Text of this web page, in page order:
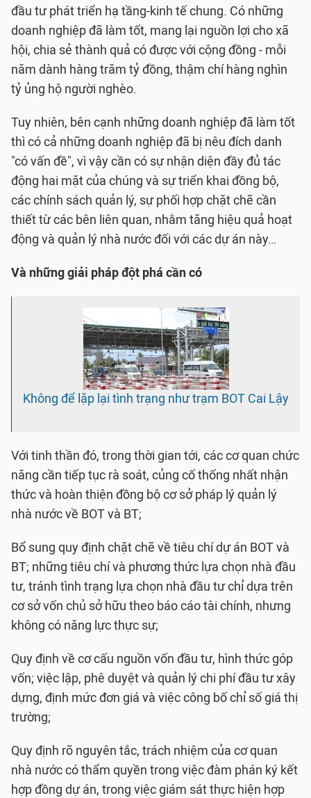
đầu tư phát triển hạ tầng-kinh tế chung. Có những
doanh nghiệp đã làm tốt, mang lại nguồn lợi cho xã
hội, chia sẻ thành quả có được với cộng đồng - mỗi
năm dành hàng trăm tỷ đồng, thậm chí hàng nghìn
tỷ ủng hộ người nghèo.
Tuy nhiên, bên cạnh những doanh nghiệp đã làm tốt
thì có cả những doanh nghiệp đã bị nêu đích danh
"có vấn đề", vì vậy cần có sự nhận diện đầy đủ tác
động hai mặt của chúng và sự triển khai đồng bộ,
các chính sách quản lý, sự phối hợp chặt chẽ cần
thiết từ các bên liên quan, nhằm tăng hiệu quả hoạt
động và quản lý nhà nước đối với các dự án này…
Và những giải pháp đột phá cần có
Không để lặp lại tình trạng như trạm BOT Cai Lậy
Với tinh thần đó, trong thời gian tới, các cơ quan chức
năng cần tiếp tục rà soát, củng cố thống nhất nhận
thức và hoàn thiện đồng bộ cơ sở pháp lý quản lý
nhà nước về BOT và BT;
Bổ sung quy định chặt chẽ về tiêu chí dự án BOT và
BT; những tiêu chí và phương thức lựa chọn nhà đầu
tư, tránh tình trạng lựa chọn nhà đầu tư chỉ dựa trên
cơ sở vốn chủ sở hữu theo báo cáo tài chính, nhưng
không có năng lực thực sự;
Quy định về cơ cấu nguồn vốn đầu tư, hình thức góp
vốn; việc lập, phê duyệt và quản lý chi phí đầu tư xây
dựng, định mức đơn giá và việc công bố chỉ số giá thị
trường;
Quy định rõ nguyên tắc, trách nhiệm của cơ quan
nhà nước có thẩm quyền trong việc đàm phán ký kết
hợp đồng dự án, trong việc giám sát thực hiện hợp